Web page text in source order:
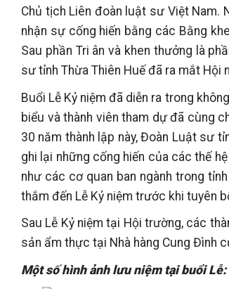
Chủ tịch Liên đoàn luật sư Việt
nhận sự cống hiến bằng các Bằng
Sau phần Tri ân và khen thưởng là
sư tỉnh Thừa Thiên Huế đã ra mắt Hội
Buổi Lễ Kỷ niệm đã diễn ra trong
biểu và thành viên tham dự đã cùng
30 năm thành lập này, Đoàn Luật sư
ghi lại những cống hiến của các thế
như các cơ quan ban ngành trong
thắm đến Lễ Kỷ niệm trước khi tuyên
Sau Lễ Kỷ niệm tại Hội trường, các
sản ẩm thực tại Nhà hàng Cung Đình
Một số hình ảnh lưu niệm tại buổi Lễ: